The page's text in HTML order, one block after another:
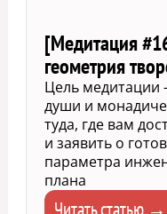
[Медитация
геометрия
Цель медитации
души и
туда, где вам
и заявить о
параметра
плана
Читать статью →